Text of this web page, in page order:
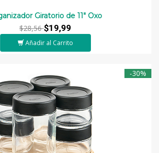
Giratorio de 11" Oxo
$28,56$19,99
Añadir al Carrito
-30%